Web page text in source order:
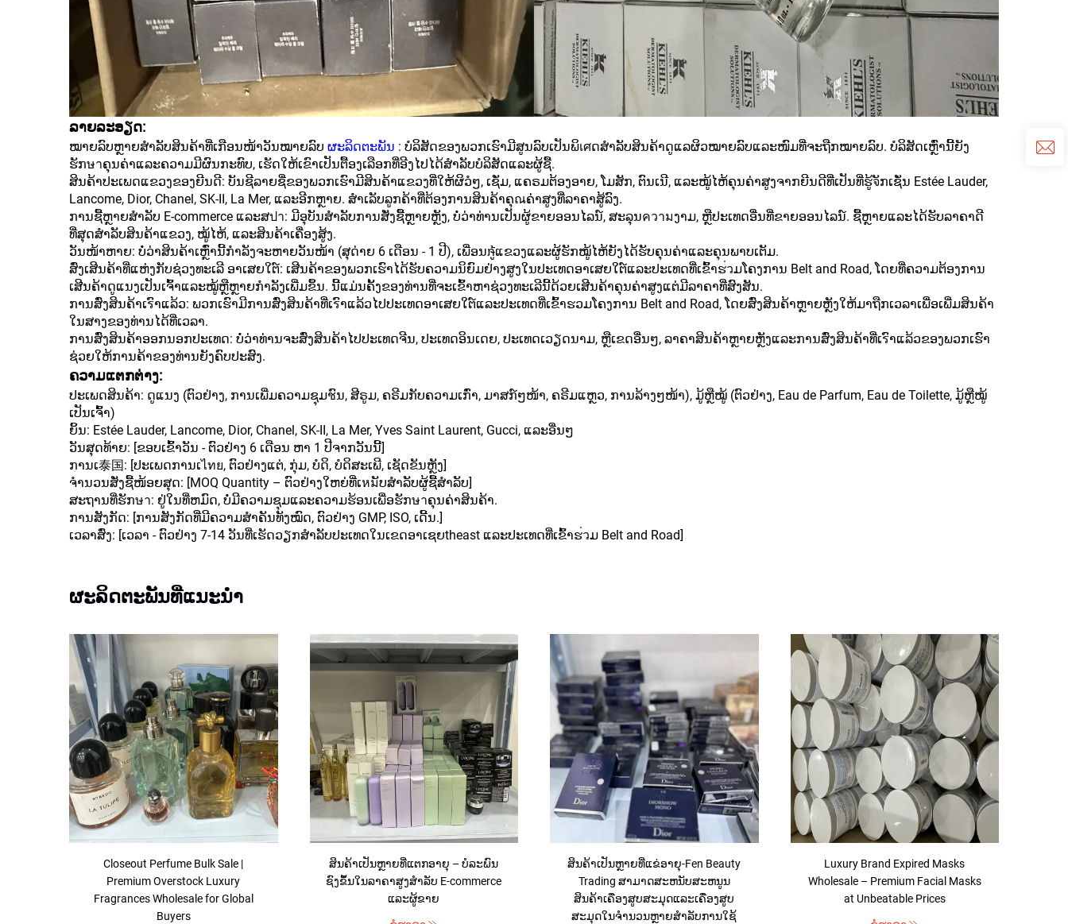
ລາຍລະອຽດ:
ໝາຍລົບຫຼາຍສຳລັບສິນຄ້າທີ່ເກືອນໜ້າວັນໝາຍລົບ ຜະລິດຕະພັນ : ບໍລິສັດຂອງພວກເຮົາມີສູນລົບເປັນພິเศດສຳລັບສິນຄ້າດູແລຜິວໝາຍລົບແລະໜົມທີ່ຈະຖືກໝາຍລົບ. ບໍລິສັດເຫຼົ່ານີ້ຍັງ
ຮັກษาຄຸນຄ່າແລະຄວາມມີຜົນກະທົບ, ເຮັດໃຫ້ເຂົາເປັນຕື້ອງເລືອກທີ່ອີງໄປໄດ້ສຳລັບບໍລິສັດແລະຜູ້ຊື້.
ສິນຄ້າປະເພດແຂວງຂອງຍີນດີ: ບັນຊີລາຍຊື່ຂອງພວກເຮົາມີສິນຄ້າແຂວງທີ່ໃຫ້ຜິວໆໍ, ເຊັ່ມ, ແຄຣມຕ້ອງອາຍ, ໂມສັກ, ຕົນເນີ, ແລະໝູ້ໄຫ້ຄຸນຄ່າສູງຈາກຍີນດີທີ່ເປັນທີ່ຮູ້จັກເຊັ່ນ Estée Lauder,
Lancome, Dior, Chanel, SK-II, La Mer, ແລະອີກຫຼາຍ. ສຳເລັບລູກຄ້າທີ່ຕ້ອງການສິນຄ້າຄຸณຄ່າສູງທີ່ລາຄາສູ້ລົງ.
ການຊື້ຫຼາຍສຳລັບ E-commerce ແລະສปา: ມີອຸບັນສຳລັບການສັ່ງຊື້ຫຼາຍຫຼັງ, ບໍ່ວ່າທ່ານເປັນຜູ້ຂາຍອອນໄລນ໌, ສະລຸນความງາມ, ຫຼືປະເທດອື່ນທີ່ຂາຍອອນໄລນ໌. ຊື້ຫຼາຍແລະໄດ້ຮັບລາຄາດີ
ທີ່ສຸດສຳລັບສິນຄ້າແຂວງ, ໝູ້ໄຫ້, ແລະສິນຄ້າເຄື່ອງສູ້ງ.
ວັນໜ້າຫາຍ: ບໍ່ວ່າສິນຄ້າເຫຼົ່ານີ້ກຳລັງຈະຫາຍວັນໜ້າ (ສຸດ່າຍ 6 ເດືອນ - 1 ປີ), ເພື່ອນໞູ້ແຂວງແລະຜູ້ຮັກໝູ້ໄຫ້ຍັງໄດ້ຮັບຄຸນຄ່າແລະຄຸນພາບເຕັມ.
ສົ່ງເສີນຄ້າທີ່ແຫ່ງກັບຊ່ວງທະເລີ ອາເສຍໃຕ໌: ເສີນຄ້າຂອງພວກເຮົາໄດ້ຮັບຄວາມນິຍົມຢ່າງສູງໃນປະເທດອາເສຍໃຕ໌ແລະປະເທດທີ່ເຂົ້າຮ่วມໂຄງການ Belt and Road, ໂດຍທີ່ຄວາມຕ້ອງການ
ເສີນຄ້າດູແນງເປັນເຈົ້າແລະໝູ້ຫຼືຫຼາຍກຳລັງເພີ່ມຂຶ້ນ. ນີ້ແມ່ນຄັ້ງຂອງທ່ານທີ່ຈະເຂົ້າຫາຊ່ວງທະເລີນີ້ດ້ວຍເສີນຄ້າຄຸນຄ່າສູງແຕ່ມີລາຄາທີ່ສົງສັນ.
ການສົ່ງສິນຄ້າເรົາແລ້ວ: ພວກເຮົາມີການສົ່ງສິນຄ້າທີ່ເรົາແລ້ວໄປປະເທດອາເສຍໃຕ໌ແລະປະເທດທີ່ເຂົ້າຮວມໂຄງການ Belt and Road, ໂດຍສົ່ງສິນຄ້າຫຼາຍຫຼັງໃຫ້ມາຖືກເວລາເພື່ອເພີ່ມສິນຄ້າ
ໃນສາງຂອງທ່ານໄດ້ທີ່ເວລາ.
ການສົ່ງສິນຄ້າອອກນອກປະເທດ: ບໍ່ວ່າທ່ານຈະສົ່ງສິນຄ້າໄປປະເທດຈີນ, ປະເທດອິນເດຍ, ປະເທດເວຽດນາມ, ຫຼືເຂດອື່ນໆ, ລາຄາສິນຄ້າຫຼາຍຫຼັງແລະການສົ່ງສິນຄ້າທີ່ເรົາແລ້ວຂອງພວກເຮົາ
ຊ່ວຍໃຫ້ການຄ້າຂອງທ່ານຍັງຄົບປະສົງ.
ຄວາມແຕກຕ່າງ:
ປະເພດສິນຄ້າ: ດູແນງ (ຕົວຢ່າງ, ການເພີ່ມຄວາມຊຸມชົນ, ສີຣູມ, ຄຣີມກັບຄວາມເກົ່າ, ມາສກ໌ໆໜ້າ, ຄຣີມແຫຼວ, ການລ້າງໆໜ້າ), ມູ້ຫຼືໝູ້ (ຕົວຢ່າງ, Eau de Parfum, Eau de Toilette, ມູ້ຫຼືໝູ້
ເປັນເຈົ້າ)
ຍິ້ນ: Estée Lauder, Lancome, Dior, Chanel, SK-II, La Mer, Yves Saint Laurent, Gucci, ແລະອື່ນໆ
ວັນສຸດທ້າຍ: [ຂອບເຂົ້າວັນ - ຕົວຢ່າງ 6 ເດືອນ ຫາ 1 ປີຈາກວັນນີ້]
ການເ泰国: [ປະເພດການເไทย, ຕົວຢ່າງແຕ່, ກຸ່ມ, ບໍດິ, ບໍດິສະເພີ, ເຊັດຂັນຫຼັງ]
ຈຳນວນສັ່ງຊື້ໜ້ອຍສຸດ: [MOQ Quantity – ຕົວຢ່າງໃຫຍ່ທີ່ເหมັບສຳລັບຜູ້ຊື້ສຳລັບ]
ສະຖານທີ່ຮັກษา: ຢູ່ໃນທີ່ຫມົດ, ບໍ່ມີຄວາມຊຸມແລະຄວາມຮ້ອນເພື່ອຮັກษาຄຸນຄ່າສິນຄ້າ.
ການສັງກັດ: [ການສັງກັດທີ່ມີຄວາມສຳຄັນທັງໝົດ, ຕົວຢ່າງ GMP, ISO, ເດີ້ນ.]
ເວລາສົ່ງ: [ເວລາ - ຕົວຢ່າງ 7-14 ວັນທີ່ເຮັດວຽກສຳລັບປະເທດໃນເຂດອາເຊຍtheast ແລະປະເທດທີ່ເຂົ້າຮ่วມ Belt and Road]
ຜະລິດຕະພັນທີ່ແນະນຳ
Closeout Perfume Bulk Sale |
Premium Overstock Luxury
Fragrances Wholesale for Global
Buyers
ສິນຄ້າເປັນຫຼາຍທີ່ແຕກອາຍຸ – ບໍລະພົນ
ຊົງຂຶ້ນໃນລາຄາສູງສຳລັບ E-commerce
ແລະຜູ້ຂາຍ
ສິນຄ້າເປັນຫຼາຍທີ່ແຂ່ອາຍຸ-Fen Beauty
Trading ສາມາດສະຫນັບສະຫນູນ
ສິນຄ້າເຄື່ອງສູບສະມຸດແລະເຄື່ອງສູບ
ສະມຸດໃນຈຳນວນຫຼາຍສໍາລັບການໃຊ້
Luxury Brand Expired Masks
Wholesale – Premium Facial Masks
at Unbeatable Prices